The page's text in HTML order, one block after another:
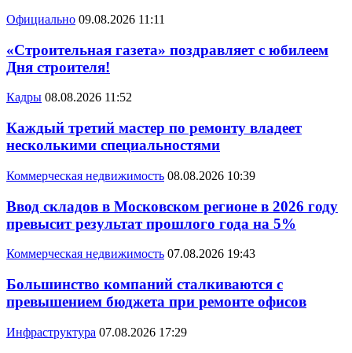
Официально 09.08.2026 11:11
«Строительная газета» поздравляет с юбилеем
Дня строителя!
Кадры 08.08.2026 11:52
Каждый третий мастер по ремонту владеет
несколькими специальностями
Коммерческая недвижимость 08.08.2026 10:39
Ввод складов в Московском регионе в 2026 году
превысит результат прошлого года на 5%
Коммерческая недвижимость 07.08.2026 19:43
Большинство компаний сталкиваются с
превышением бюджета при ремонте офисов
Инфраструктура 07.08.2026 17:29